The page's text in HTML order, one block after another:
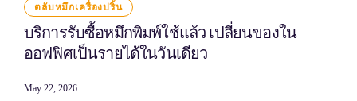
ตลับหมึกเครื่องปริ้น
บริการรับซื้อหมึกพิมพ์ใช้แล้ว เปลี่ยนของใน
ออฟฟิศเป็นรายได้ในวันเดียว
May 22, 2026